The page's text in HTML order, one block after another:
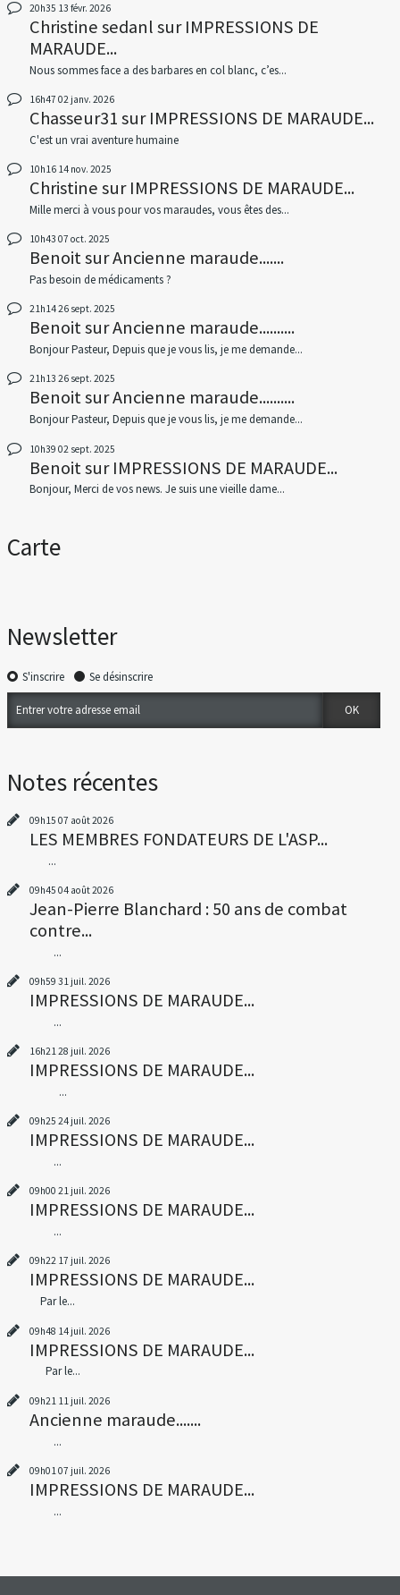
20h35 13 févr. 2026
Christine sedanlsurIMPRESSIONS DE
MARAUDE...
Nous sommes face a des barbares en col blanc, c’es...
16h47 02 janv. 2026
Chasseur31surIMPRESSIONS DE MARAUDE...
C'est un vrai aventure humaine
10h16 14 nov. 2025
ChristinesurIMPRESSIONS DE MARAUDE...
Mille merci à vous pour vos maraudes, vous êtes des...
10h43 07 oct. 2025
BenoitsurAncienne maraude.......
Pas besoin de médicaments ?
21h1426 sept. 2025
BenoitsurAncienne maraude..........
Bonjour Pasteur, Depuis que je vous lis, je me demande...
21h13 26 sept. 2025
BenoitsurAncienne maraude..........
Bonjour Pasteur, Depuis que je vous lis, je me demande...
10h39 02 sept. 2025
BenoitsurIMPRESSIONS DE MARAUDE...
Bonjour, Merci de vos news. Je suis une vieille dame...
Carte
Newsletter
S'inscrire Se désinscrire
Notes récentes
09h15 07 août 2026
LES MEMBRES FONDATEURS DE L'ASP...
...
09h45 04 août 2026
Jean-Pierre Blanchard : 50 ans de combat
contre...
...
09h59 31 juil. 2026
IMPRESSIONS DE MARAUDE...
...
16h2128 juil. 2026
IMPRESSIONS DE MARAUDE...
...
09h25 24 juil. 2026
IMPRESSIONS DE MARAUDE...
...
09h00 21 juil. 2026
IMPRESSIONS DE MARAUDE...
...
09h22 17 juil. 2026
IMPRESSIONS DE MARAUDE...
Par le...
09h48 14 juil. 2026
IMPRESSIONS DE MARAUDE...
Par le...
09h21 11 juil. 2026
Ancienne maraude.......
...
09h01 07 juil. 2026
IMPRESSIONS DE MARAUDE...
...